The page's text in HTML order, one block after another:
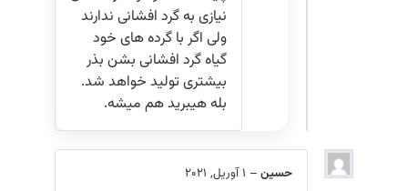
نیازی به گرد افشانی ندارند
ولی اگر با گرده های خود
گیاه گرد افشانی بشن بذر
بیشتری تولید خواهد شد.
بله هیبرید هم میشه.
حسین–1 آوریل, 2021